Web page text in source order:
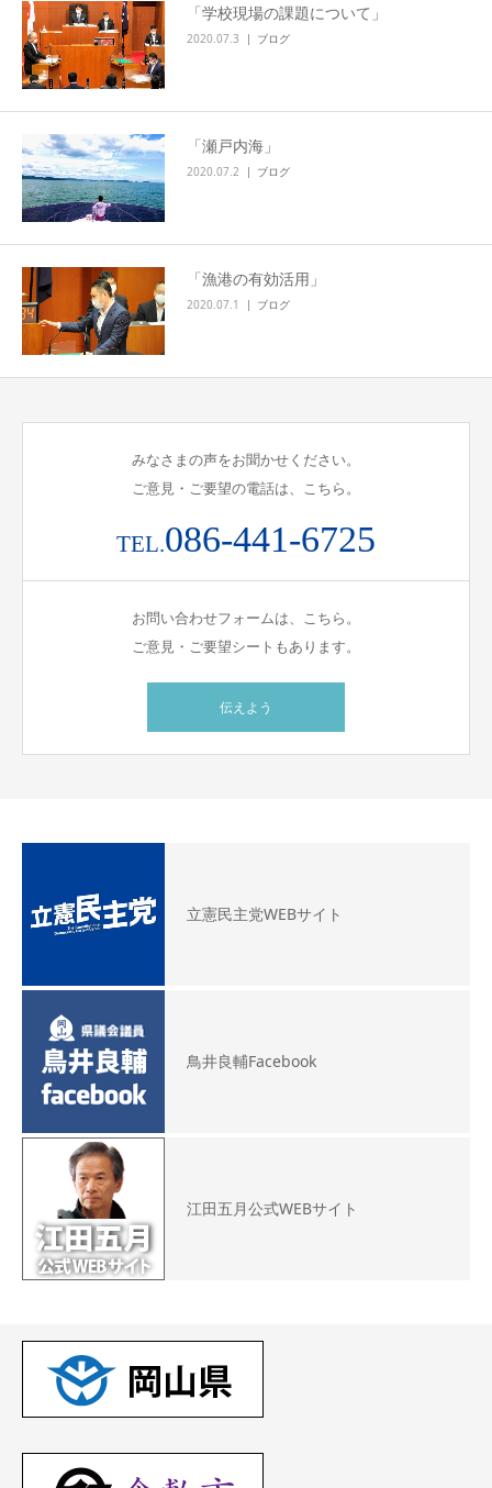
「学校現場の課題について」
2020.07.3 ブログ
「瀬戸内海」
2020.07.2 ブログ
「漁港の有効活用」
2020.07.1 ブログ
みなさまの声をお聞かせください。
ご意見・ご要望の電話は、こちら。
TEL.086-441-6725
お問い合わせフォームは、こちら。
ご意見・ご要望シートもあります。
伝えよう
立憲民主党WEBサイト
鳥井良輔Facebook
江田五月公式WEBサイト